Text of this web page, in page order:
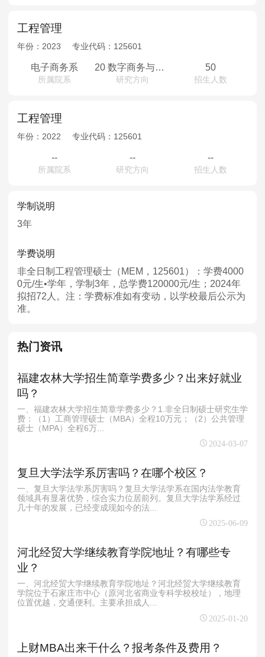
工程管理
年份： 2023 专业代码： 125601
电子商务系
所属院系
20 数字商务与智慧供应链在职班
研究方向
50
招生人数
工程管理
年份： 2022 专业代码： 125601
--
所属院系
--
研究方向
--
招生人数
学制说明
3年
学费说明
非全日制工程管理硕士（MEM，125601）：学费4000
0元/生•学年，学制3年，总学费120000元/生；2024年
拟招72人。注：学费标准如有变动，以学校最后公示为
准。
热门资讯
福建农林大学招生简章学费多少？出来好就业
吗？
一、福建农林大学招生简章学费多少？1.非全日制硕士研究生学
费：（1）工商管理硕士（MBA）全程10万元；（2）公共管理
硕士（MPA）全程6万...
2024-03-07
复旦大学法学系厉害吗？在哪个校区？
一、复旦大学法学系厉害吗？复旦大学法学系在国内法学教育
领域具有显著优势，综合实力位居前列。复旦大学法学系经过
几十年的发展，已经变成现如今的法...
2025-06-09
河北经贸大学继续教育学院地址？有哪些专
业？
一、河北经贸大学继续教育学院地址？河北经贸大学继续教育
学院位于石家庄市中心（原河北省商业专科学校校址），地理
位置优越，交通便利。主要承担成人...
2025-01-20
上财MBA出来干什么？报考条件及费用？